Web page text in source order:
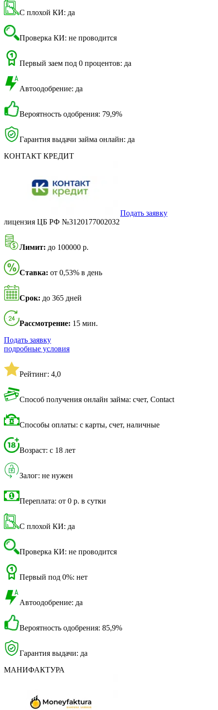
С плохой КИ: да
Проверка КИ: не проводится
Первый заем под 0 процентов: да
Автоодобрение: да
Вероятность одобрения: 79,9%
Гарантия выдачи займа онлайн: да
КОНТАКТ КРЕДИТ
Подать заявку
лицензия ЦБ РФ №3120177002032
Лимит: до 100000 р.
Ставка: от 0,53% в день
Срок: до 365 дней
Рассмотрение: 15 мин.
Подать заявку
подробные условия
Рейтинг: 4,0
Способ получения онлайн займа: счет, Contact
Способы оплаты: с карты, счет, наличные
Возраст: с 18 лет
Залог: не нужен
Переплата: от 0 р. в сутки
С плохой КИ: да
Проверка КИ: не проводится
Первый под 0%: нет
Автоодобрение: да
Вероятность одобрения: 85,9%
Гарантия выдачи: да
МАНИФАКТУРА